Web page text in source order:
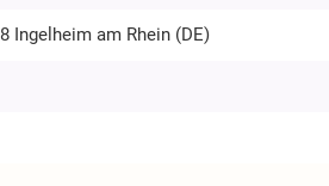
Ingelheim am Rhein (DE)